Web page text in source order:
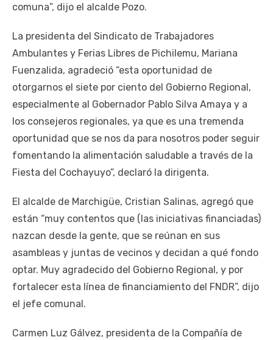
comuna”, dijo el alcalde Pozo.
La presidenta del Sindicato de Trabajadores
Ambulantes y Ferias Libres de Pichilemu, Mariana
Fuenzalida, agradeció “esta oportunidad de
otorgarnos el siete por ciento del Gobierno Regional,
especialmente al Gobernador Pablo Silva Amaya y a
los consejeros regionales, ya que es una tremenda
oportunidad que se nos da para nosotros poder seguir
fomentando la alimentación saludable a través de la
Fiesta del Cochayuyo”, declaró la dirigenta.
El alcalde de Marchigüe, Cristian Salinas, agregó que
están “muy contentos que (las iniciativas financiadas)
nazcan desde la gente, que se reúnan en sus
asambleas y juntas de vecinos y decidan a qué fondo
optar. Muy agradecido del Gobierno Regional, y por
fortalecer esta línea de financiamiento del FNDR”, dijo
el jefe comunal.
Carmen Luz Gálvez, presidenta de la Compañía de